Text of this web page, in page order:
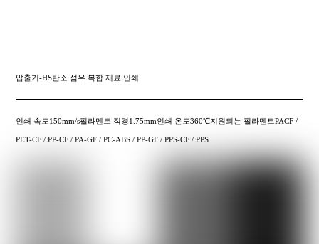
압출기-HS탄소 섬유 복합 재료 인쇄
인쇄 속도150mm/s필라멘트 직경1.75mm인쇄 온도360℃지원되는 필라멘트PACF /
PET-CF / PP-CF / PA-GF / PC-ABS / PP-GF / PPS-CF / PPS